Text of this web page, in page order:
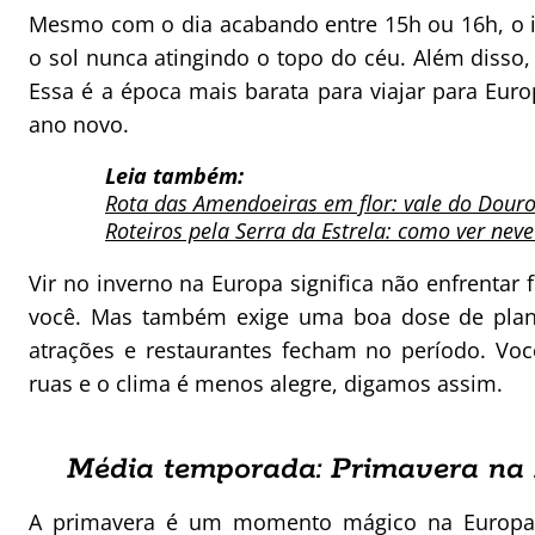
Mesmo com o dia acabando entre 15h ou 16h,
o sol nunca atingindo o topo do céu. Além
Essa é a época mais barata para viajar para
ano novo.
Leia também:
Rota das Amendoeiras em flor: vale do
Roteiros pela Serra da Estrela: como ver
Vir no inverno na Europa significa não enfrentar
você. Mas também exige uma boa dose de
atrações e restaurantes fecham no período.
ruas e o clima é menos alegre, digamos assim.
Média temporada: Primavera na
A primavera é um momento mágico na